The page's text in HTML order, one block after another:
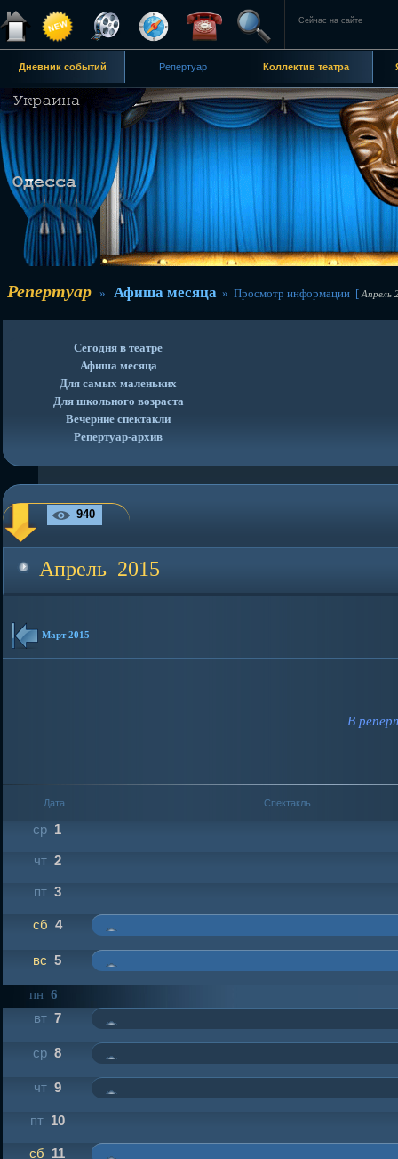
Сейчас на сайте
Дневник событий Репертуар Коллектив театра
Репертуар » Афиша месяца » Просмотр информации [Апрель
Сегодня в театре
Афиша месяца
Для самых маленьких
Для школьного возраста
Вечерние спектакли
Репертуар-архив
940
Апрель 2015
Март 2015
В
Дата Спектакль
ср 1
чт 2
пт 3
сб 4
вс 5
пн 6
вт 7
ср 8
чт 9
пт 10
сб 11